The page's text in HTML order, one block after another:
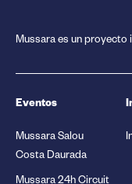
Mussara es un proyecto
Eventos
Mussara Salou
Costa Daurada